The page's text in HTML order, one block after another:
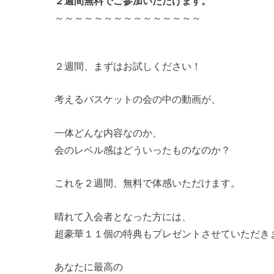
～～～～～～～～～～～～～～～
２週間、まずはお試しください！
考えるバスケットの会の中の動画が、
一体どんな内容なのか、
会のレベル感はどういったものなのか？
これを２週間、無料で体感いただけます。
晴れて入会者となった方には、
超豪華１１個の特典もプレゼントさせていただき
あなたに最高の